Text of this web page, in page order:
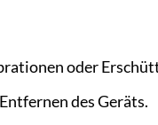
oder
des Geräts.